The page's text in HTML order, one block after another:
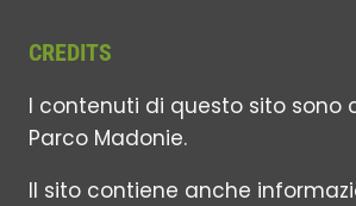
CREDITS
I contenuti di questo sito sono
Parco Madonie.
Il sito contiene anche